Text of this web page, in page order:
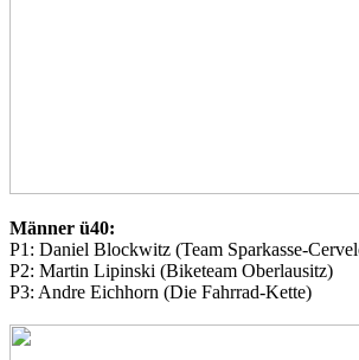
Männer ü40:
P1: Daniel Blockwitz (Team Sparkasse-
P2: Martin Lipinski (Biketeam Oberlausitz)
P3: Andre Eichhorn (Die Fahrrad-Kette)